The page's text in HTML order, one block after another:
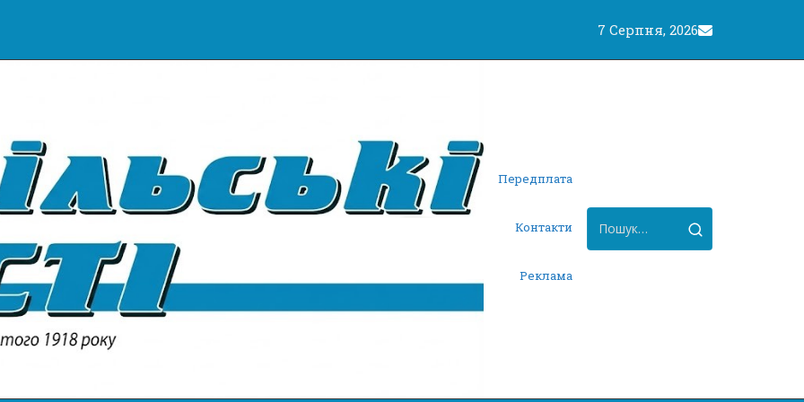
7 Серпня, 2026
Передплата
Контакти
Реклама